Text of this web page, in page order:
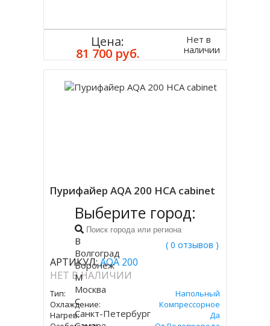
Цена:
81 700 руб.
Нет в
наличии
Пурифайер AQA 200 HCA cabinet
( 0 отзывов )
АРТИКУЛ:AQA 200
НЕТ В НАЛИЧИИ
Тип:
Напольный
Охлаждение:
Компрессорное
Нагрев:
Да
Выберите город:
В
Волгоград
Воронеж
М
Москва
С
Санкт-Петербург